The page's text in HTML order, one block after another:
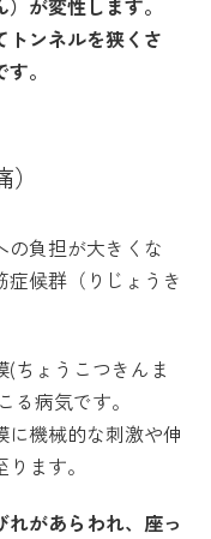
が変性します。
ンネルを狭くさ
。
負担が大きくな
症候群（りじょうき
ちょうこつきんま
る病気です。
機械的な刺激や伸
ます。
があらわれ、座っ